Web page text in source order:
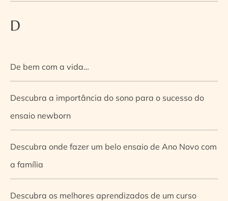
D
De bem com a vida…
Descubra a importância do sono para o sucesso do
ensaio newborn
Descubra onde fazer um belo ensaio de Ano Novo com
a família
Descubra os melhores aprendizados de um curso